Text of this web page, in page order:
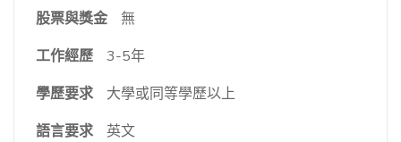
股票與獎金
無
工作經歷
3-5年
學歷要求
大學或同等學歷以上
語言要求
英文